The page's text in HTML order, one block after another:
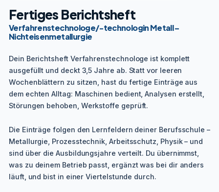
Fertiges Berichtsheft
Verfahrenstechnologe/-technologin Metall –
Nichteisenmetallurgie
Dein Berichtsheft Verfahrenstechnologe ist komplett
ausgefüllt und deckt 3,5 Jahre ab. Statt vor leeren
Wochenblättern zu sitzen, hast du fertige Einträge aus
dem echten Alltag: Maschinen bedient, Analysen erstellt,
Störungen behoben, Werkstoffe geprüft.
Die Einträge folgen den Lernfeldern deiner Berufsschule –
Metallurgie, Prozesstechnik, Arbeitsschutz, Physik – und
sind über die Ausbildungsjahre verteilt. Du übernimmst,
was zu deinem Betrieb passt, ergänzt was bei dir anders
läuft, und bist in einer Viertelstunde durch.